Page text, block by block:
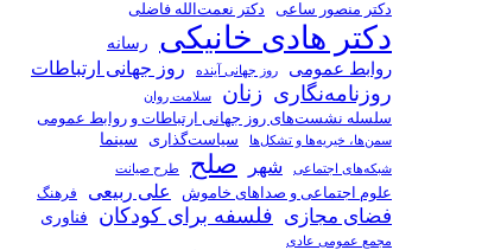
دکتر منصور ساعی
دکتر نعمت‌الله فاضلی
دکتر هادی خانیکی رسانه
روابط عمومی روز جهانی آینده روز جهانی ارتباطات
روزنامه‌نگاری زنان سلامت روان
سلسله نشست‌های روز جهانی ارتباطات و روابط عمومی
سمن‌ها، خیریه‌ها و تشکل‌ها سیاست‌گذاری سینما
شبکه‌های اجتماعی شهر صلح طرح صیانت
علوم اجتماعی و صداهای خاموش علی ربیعی فرهنگ
فضای مجازی فلسفه برای کودکان فناوری
مجمع عمومی عادی